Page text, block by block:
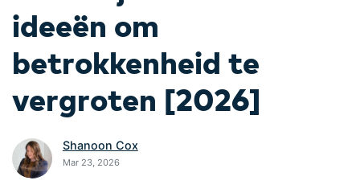
ideeën om
betrokkenheid te
vergroten [2026]
Shanoon Cox
Mar 23, 2026